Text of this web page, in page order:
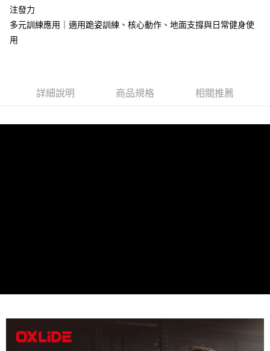
ATM／網路銀行／等多元方式進行付款，方視為交易完成。
※ 請注意：結帳手續完成當下不需立刻繳費，但若您需要取消訂單，請聯絡
購買商品的店家。未經商家同意取消之訂單仍視為有效，需透過AFTEE先享
後付繳納相關費用。
【注意事項】
權轉讓予恩沛科技股份有限公司。
每筆NT$150，滿NT$1,000(含以上)免運費
注發力
多元訓練應用｜適用跪姿訓練、核心動作、地面支撐與日常健身使
用
詳細說明 商品規格 相關推薦